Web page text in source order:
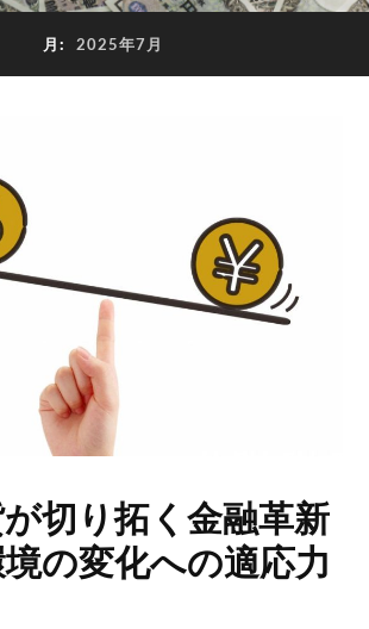
月: 2025年7月
切り拓く金融革新
の変化への適応力